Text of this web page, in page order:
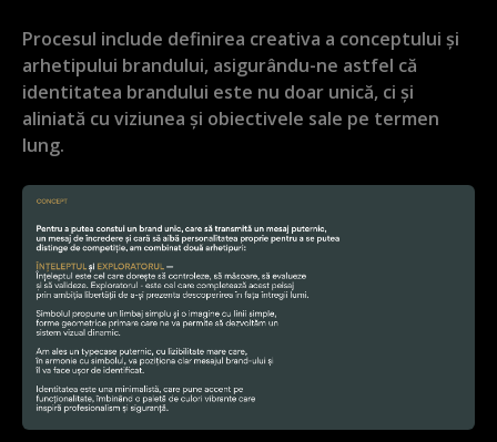
Procesul include definirea creativa a conceptului și
arhetipului brandului, asigurându-ne astfel că
identitatea brandului este nu doar unică, ci și
aliniată cu viziunea și obiectivele sale pe termen
lung.